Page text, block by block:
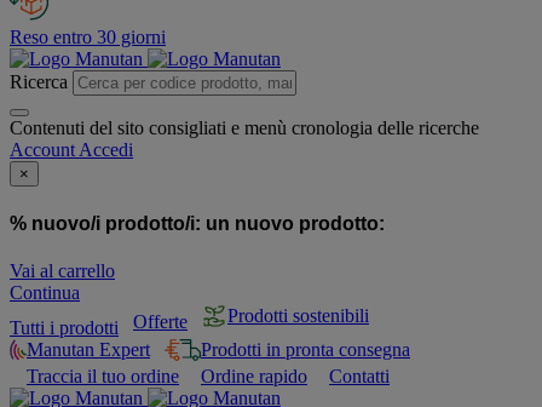
Reso entro 30 giorni
Ricerca
Contenuti del sito consigliati e menù cronologia delle ricerche
Account Accedi
×
% nuovo/i prodotto/i: un nuovo prodotto:
Vai al carrello
Continua
Tutti i prodotti
Offerte
Prodotti sostenibili
Manutan Expert
Prodotti in pronta consegna
Traccia il tuo ordine
Ordine rapido Contatti